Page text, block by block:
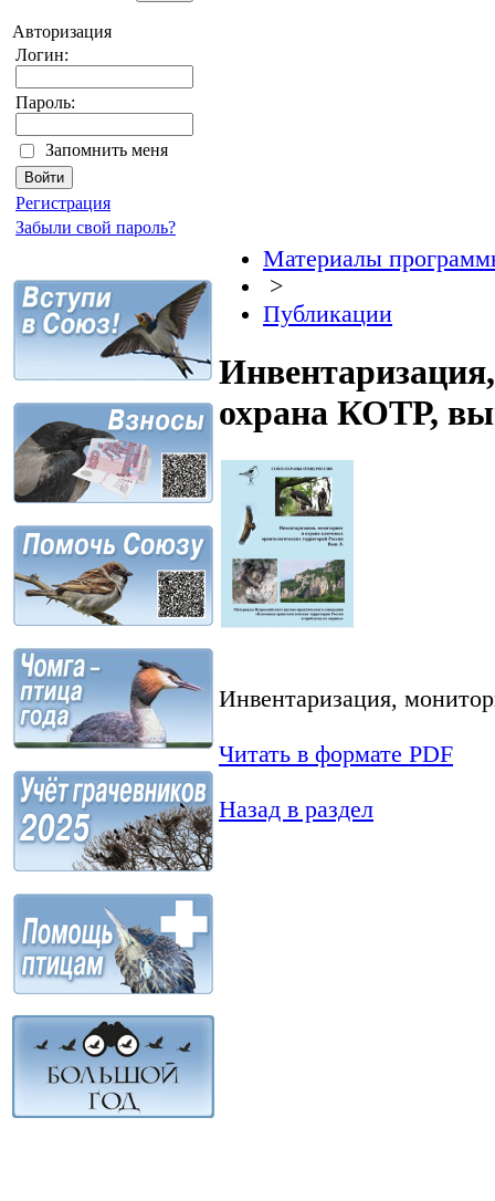
Авторизация
Логин:
Пароль:
Запомнить меня
Регистрация
Забыли свой пароль?
Материалы
>
Публикации
охрана КОТР,
Инвентаризация,
Читать в формате PDF
Назад в раздел